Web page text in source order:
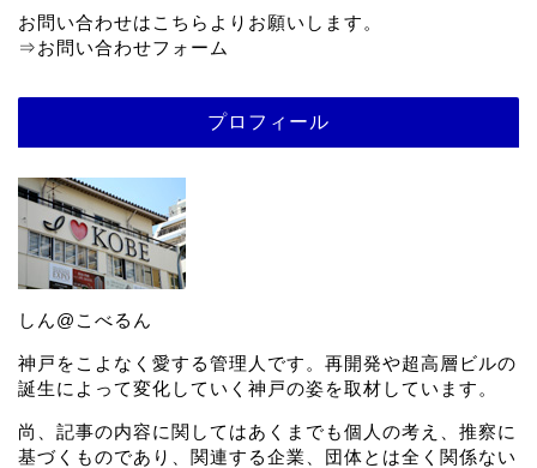
お問い合わせはこちらよりお願いします。
⇒お問い合わせフォーム
プロフィール
しん@こべるん
神戸をこよなく愛する管理人です。再開発や超高層ビルの
誕生によって変化していく神戸の姿を取材しています。
尚、記事の内容に関してはあくまでも個人の考え、推察に
基づくものであり、関連する企業、団体とは全く関係ない